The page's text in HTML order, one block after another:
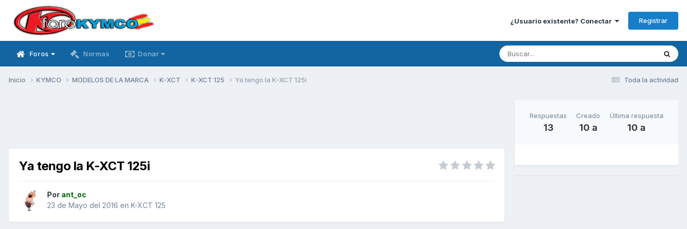
¿Usuario existente? Conectar Registrar
Foros Normas Donar
Toda la actividad
Inicio KYMCO MODELOS DE LA MARCA K-XCT K-XCT 125 Ya tengo la K-XCT 125i
Ya tengo la K-XCT 125i
Por ant_oc
23 de Mayo del 2016 en K-XCT 125
Respuestas
13
Creado
10 a
Última respuesta
10 a